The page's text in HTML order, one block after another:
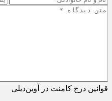
قوانین درج کامنت در آوین‌دیلی